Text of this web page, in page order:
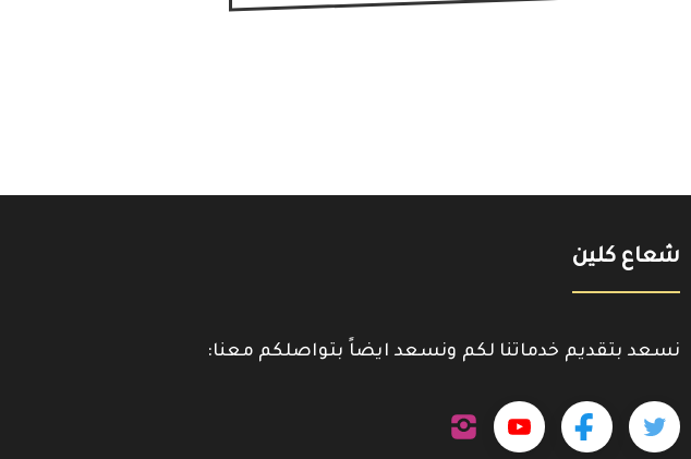
شعاع كلين
نسعد بتقديم خدماتنا لكم ونسعد ايضاً بتواصلكم معنا:
تابعنا تابعنا تابعنا